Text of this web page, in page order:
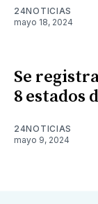
24NOTICIAS
mayo 18, 2024
Se
8 estados
24NOTICIAS
mayo 9, 2024